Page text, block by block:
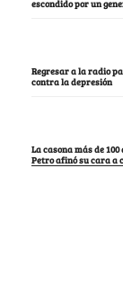
escondido por un
Regresar a la radio
contra la depresión
La casona más de
Petro afinó su cara a